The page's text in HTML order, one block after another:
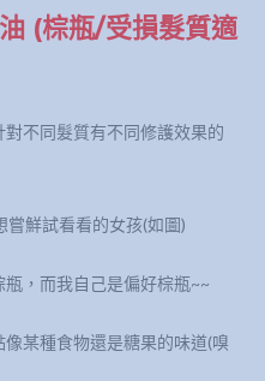
(棕瓶/受損髮質適
不同髮質有不同修護效果的
嘗鮮試看看的女孩(如圖)
，而我自己是偏好棕瓶~~
某種食物還是糖果的味道(嗅